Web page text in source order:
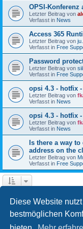
Diese Website
bestmöglichen
OPSI-Konferenz
Letzter Beitrag von
Verfasst in News
Access 365
Letzter Beitrag von
Verfasst in Free
Password
Letzter Beitrag von
Verfasst in Free
opsi 4.3 - hotfix -
Letzter Beitrag von
Verfasst in News
opsi 4.3 - hotfix -
Letzter Beitrag von
Verfasst in News
Is there a way
address on the
Letzter Beitrag von
Verfasst in Free